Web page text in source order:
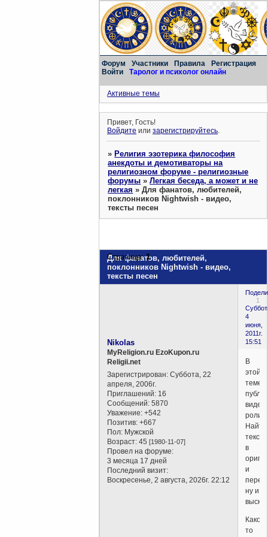
Форум Участники Правила
Регистрация
Войти
Таролог и психолог онлайн
Активные темы
Привет, Гость!
Войдите илизарегистрируйтесь.
»Религия эзотерика философия
анекдоты и демотиваторы на
религиозном форуме - религиозные
форумы »Легкая беседа, а может и не
легкая »Для фанатов, любителей,
поклонников Nightwish - видео,
тексты песен
Для фанатов, любителей,
поклонников Nightwish - видео,
тексты песен
Страница:1
1
4
июня,
2011г.
15:51
Nikolas
MyReligion.ru EzoKupon.ru
Religii.net
Зарегистрирован: Суббота, 22
апреля, 2006г.
Приглашений: 16
Сообщений: 5870
Уважение: +542
Позитив: +667
Пол: Мужской
Возраст: 45[1980-11-07]
Провел на форуме:
3 месяца 17 дней
Последний визит:
Воскресенье, 2 августа, 2026г. 22:12
В
этой
теме
видео
тексты
в
и
ну и
Какой-
то